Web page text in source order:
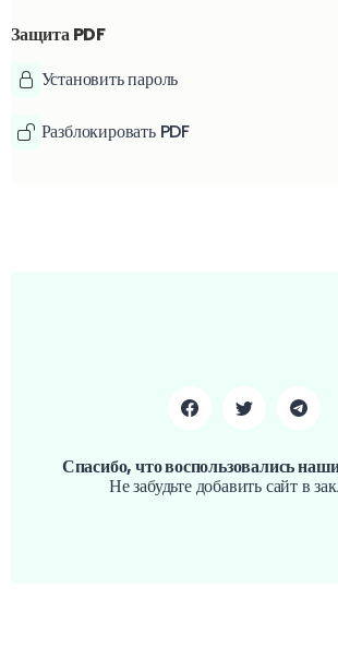
Защита PDF
Установить пароль
Разблокировать PDF
Спасибо, что воспользовались
Не забудьте добавить сайт в